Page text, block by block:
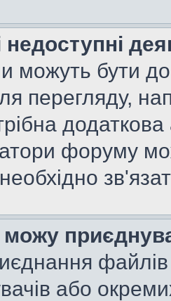
можуть бути
перегляду,
форуму
або